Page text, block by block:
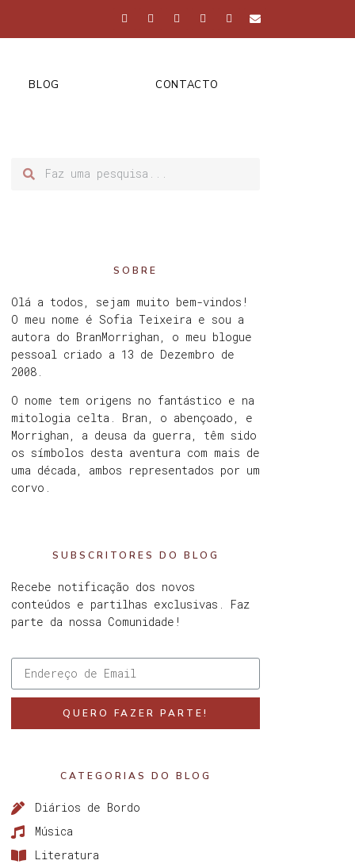
BLOG CONTACTO
SOBRE
Olá a todos, sejam muito bem-vindos!
O meu nome é Sofia Teixeira e sou a
autora do BranMorrighan, o meu blogue
pessoal criado a 13 de Dezembro de
2008.
O nome tem origens no fantástico e na
mitologia celta. Bran, o abençoado, e
Morrighan, a deusa da guerra, têm sido
os símbolos desta aventura com mais de
uma década, ambos representados por um
corvo.
SUBSCRITORES DO BLOG
Recebe notificação dos novos
conteúdos e partilhas exclusivas. Faz
parte da nossa Comunidade!
QUERO FAZER PARTE!
CATEGORIAS DO BLOG
Diários de Bordo
Música
Literatura